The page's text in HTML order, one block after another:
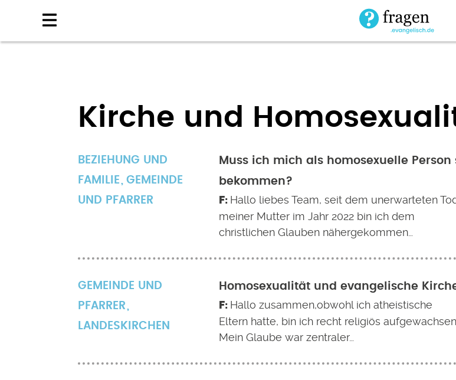
Kirche und
BEZIEHUNG UND
FAMILIE
GEMEINDE
UND PFARRER
Muss ich mich als homosexuelle
bekommen?
Hallo liebes Team, seit dem unerwarteten
meiner Mutter im Jahr 2022 bin ich dem
christlichen Glauben nähergekommen…
GEMEINDE UND
PFARRER
LANDESKIRCHEN
Homosexualität und evangelische
Hallo zusammen,obwohl ich atheistische
Eltern hatte, bin ich recht religiös aufgewachsen.
Mein Glaube war zentraler…